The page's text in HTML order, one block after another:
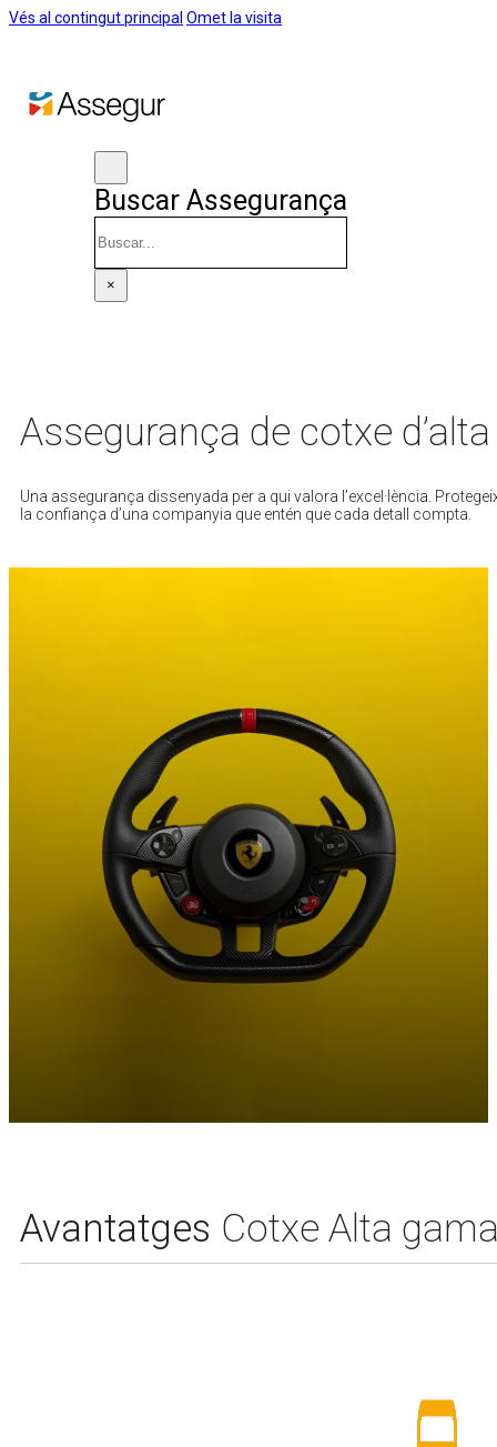
Vés al contingut principal Omet la visita
Buscar Assegurança
×
Assegurança de cotxe
Una assegurança dissenyada per a qui valora l’excel·lència.
la confiança d’una companyia que entén que cada detall compta.
Avantatges Cotxe Alta